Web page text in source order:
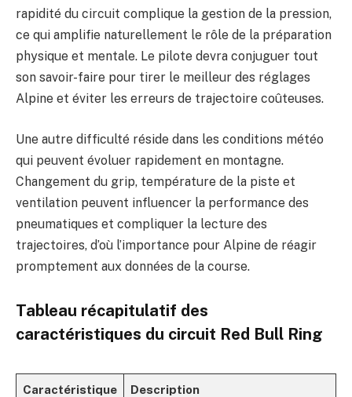
rapidité du circuit complique la gestion de la pression,
ce qui amplifie naturellement le rôle de la préparation
physique et mentale. Le pilote devra conjuguer tout
son savoir-faire pour tirer le meilleur des réglages
Alpine et éviter les erreurs de trajectoire coûteuses.
Une autre difficulté réside dans les conditions météo
qui peuvent évoluer rapidement en montagne.
Changement du grip, température de la piste et
ventilation peuvent influencer la performance des
pneumatiques et compliquer la lecture des
trajectoires, d’où l’importance pour Alpine de réagir
promptement aux données de la course.
Tableau récapitulatif des
caractéristiques du circuit Red Bull Ring
Caractéristique Description